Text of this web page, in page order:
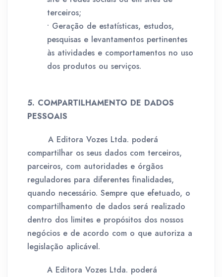
terceiros;
• Geração de estatísticas, estudos,
pesquisas e levantamentos pertinentes
às atividades e comportamentos no uso
dos produtos ou serviços.
5. COMPARTILHAMENTO DE DADOS
PESSOAIS
A Editora Vozes Ltda. poderá
compartilhar os seus dados com terceiros,
parceiros, com autoridades e órgãos
reguladores para diferentes finalidades,
quando necessário. Sempre que efetuado, o
compartilhamento de dados será realizado
dentro dos limites e propósitos dos nossos
negócios e de acordo com o que autoriza a
legislação aplicável.
A Editora Vozes Ltda. poderá